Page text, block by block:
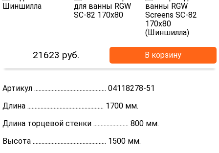
21623 руб. В корзину
Артикул ................................................. 04118278-51
Длина .................................................... 1700 мм.
Длина торцевой стенки ........................ 800 мм.
Высота .................................................. 1500 мм.